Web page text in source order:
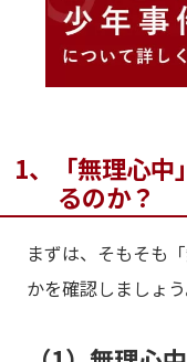
1、「無理心中
るのか？
まずは、そもそも
かを確認しましょう